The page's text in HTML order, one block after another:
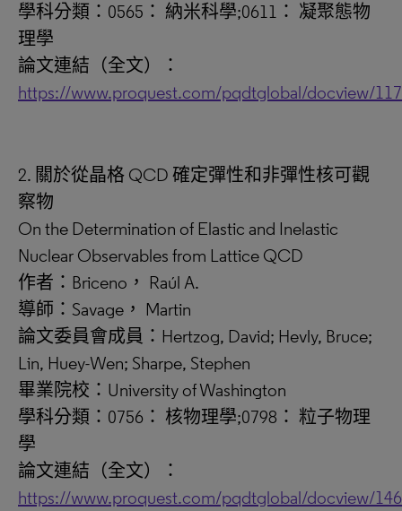
學科分類：0565： 納米科學;0611： 凝聚態物
理學
論文連結（全文）：
https://www.proquest.com/pqdtglobal/docview/
2. 關於從晶格 QCD 確定彈性和非彈性核可觀
察物
On the Determination of Elastic and Inelastic
Nuclear Observables from Lattice QCD
作者：Briceno， Raúl A.
導師：Savage， Martin
論文委員會成員：Hertzog, David; Hevly, Bruce;
Lin, Huey-Wen; Sharpe, Stephen
畢業院校：University of Washington
學科分類：0756： 核物理學;0798： 粒子物理
學
論文連結（全文）：
https://www.proquest.com/pqdtglobal/docview/